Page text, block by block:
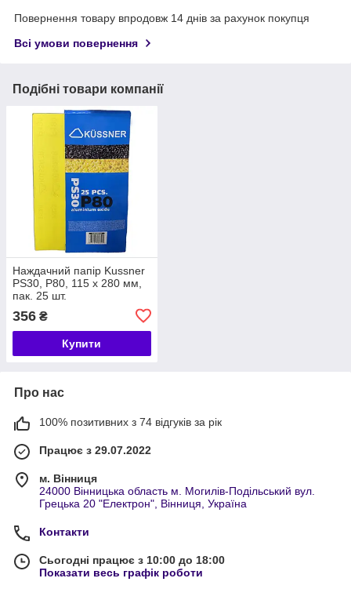
Повернення товару впродовж 14 днів за рахунок покупця
Всі умови повернення
Подібні товари компанії
Наждачний папір Kussner
PS30, Р80, 115 x 280 мм,
пак. 25 шт.
356 ₴
Купити
Про нас
100% позитивних з 74 відгуків за рік
Працює з 29.07.2022
м. Вінниця
24000 Вінницька область м. Могилів-Подільський вул.
Грецька 20 "Електрон", Вінниця, Україна
Контакти
Сьогодні працює з 10:00 до 18:00
Показати весь графік роботи